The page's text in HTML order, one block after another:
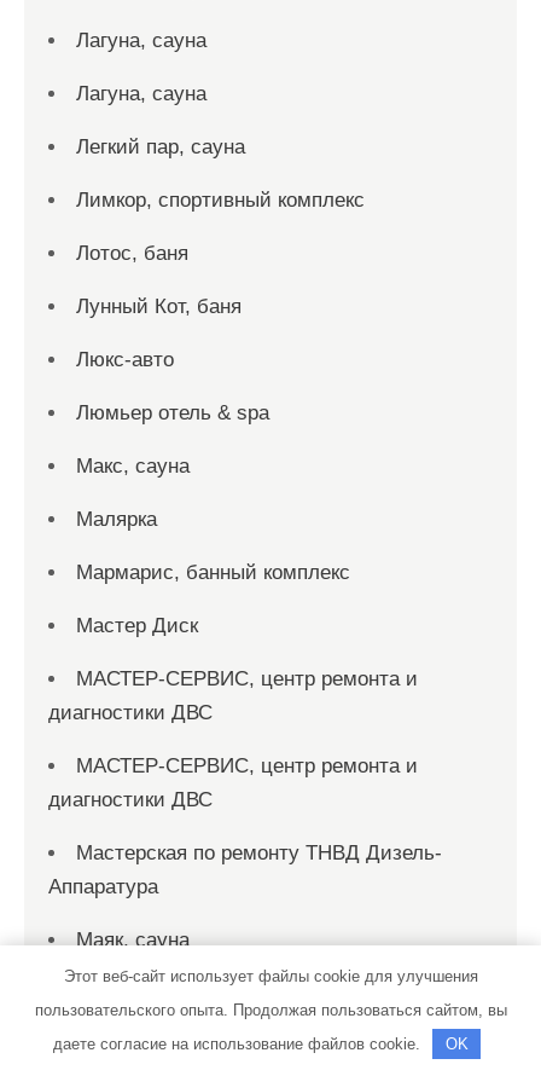
Лагуна, сауна
Лагуна, сауна
Легкий пар, сауна
Лимкор, спортивный комплекс
Лотос, баня
Лунный Кот, баня
Люкс-авто
Люмьер отель & spa
Макс, сауна
Малярка
Мармарис, банный комплекс
Мастер Диск
МАСТЕР-СЕРВИС, центр ремонта и
диагностики ДВС
МАСТЕР-СЕРВИС, центр ремонта и
диагностики ДВС
Мастерская по ремонту ТНВД Дизель-
Аппаратура
Маяк, сауна
Меридиан, сауна
Этот веб-сайт использует файлы cookie для улучшения
пользовательского опыта. Продолжая пользоваться сайтом, вы
даете согласие на использование файлов cookie.
OK